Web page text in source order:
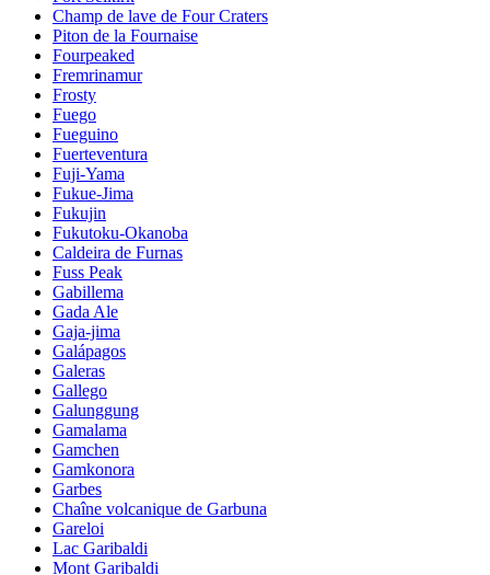
Champ de lave de Four Craters
Piton de la Fournaise
Fourpeaked
Fremrinamur
Frosty
Fuego
Fueguino
Fuerteventura
Fuji-Yama
Fukue-Jima
Fukujin
Fukutoku-Okanoba
Caldeira de Furnas
Fuss Peak
Gabillema
Gada Ale
Gaja-jima
Galápagos
Galeras
Gallego
Galunggung
Gamalama
Gamchen
Gamkonora
Garbes
Chaîne volcanique de Garbuna
Gareloi
Lac Garibaldi
Mont Garibaldi